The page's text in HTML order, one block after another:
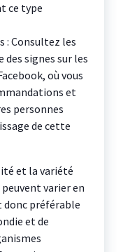
ce type
: Consultez les
des signes sur les
où vous
et
personnes
de cette
et la variété
peuvent varier en
préférable
et de